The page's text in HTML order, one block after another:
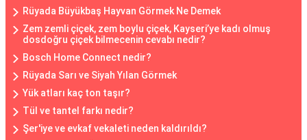
Rüyada Büyükbaş Hayvan Görmek Ne Demek
Zem zemli çiçek, zem boylu çiçek, Kayseri’ye kadı olmuş
dosdoğru çiçek bilmecenin cevabı nedir?
Bosch Home Connect nedir?
Rüyada Sarı ve Siyah Yılan Görmek
Yük atları kaç ton taşır?
Tül ve tantel farkı nedir?
Şer'iye ve evkaf vekaleti neden kaldırıldı?